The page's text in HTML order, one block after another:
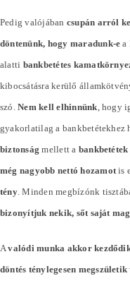
Pedig valójában csupán arról
döntenünk, hogy maradunk-e a
alatti bankbetétes
kibocsátásra kerülő
szó.Nem kell elhinnünk , hogy
gyakorlatilag a bankbetétekhez
biztonság mellett a
még nagyobb nettó hozamotis
tény. Minden megbízónk
bizonyítjuk nekik, sőt saját
Avalódi munka akkor
döntés ténylegesen megszületik